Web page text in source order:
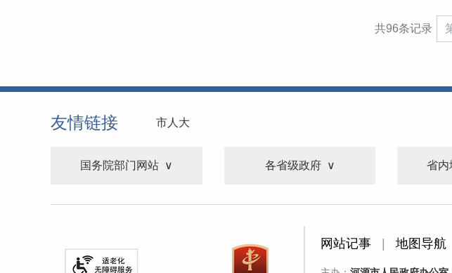
共96条记录
友情链接 市人大
国务院部门网站 各省级政府 省内
网站记事 地图导航